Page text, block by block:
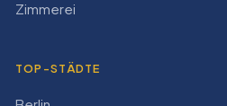
Zimmerei
TOP-STÄDTE